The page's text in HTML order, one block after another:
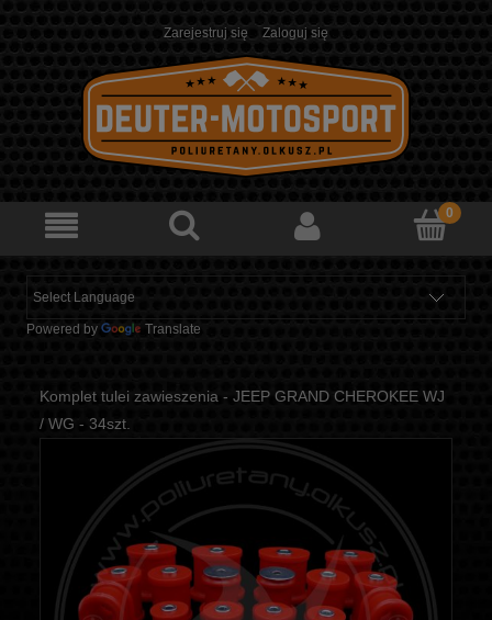
Zarejestruj się Zaloguj się
Powered by Translate
Komplet tulei zawieszenia - JEEP GRAND CHEROKEE WJ
/ WG - 34szt.